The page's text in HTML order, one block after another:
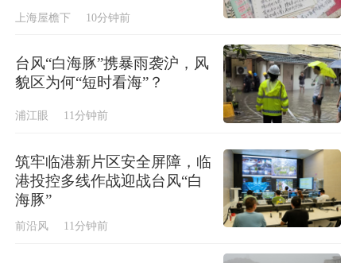
上海屋檐下 10分钟前
台风“白海豚”携暴雨袭沪，风
貌区为何“短时看海”？
浦江眼 11分钟前
筑牢临港新片区安全屏障，临
港投控多线作战迎战台风“白
海豚”
前沿风 11分钟前